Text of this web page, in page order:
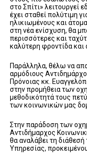
στο Σπίτι» λειτουργεί
έχει σταθεί πολύτιμη
ηλικιωμένους και
στη νέα ενίσχυση, θα
περισσότερες και
καλύτερη φροντίδα και
Παράλληλα, θέλω να
αρμόδιους
Πρόνοιας κκ.
στην προμήθεια των
μεθοδικότητά τους
των κοινωνικών μας
Στην παράδοση των
Αντιδήμαρχος
θα αναλάβει τη
Υπηρεσίας,